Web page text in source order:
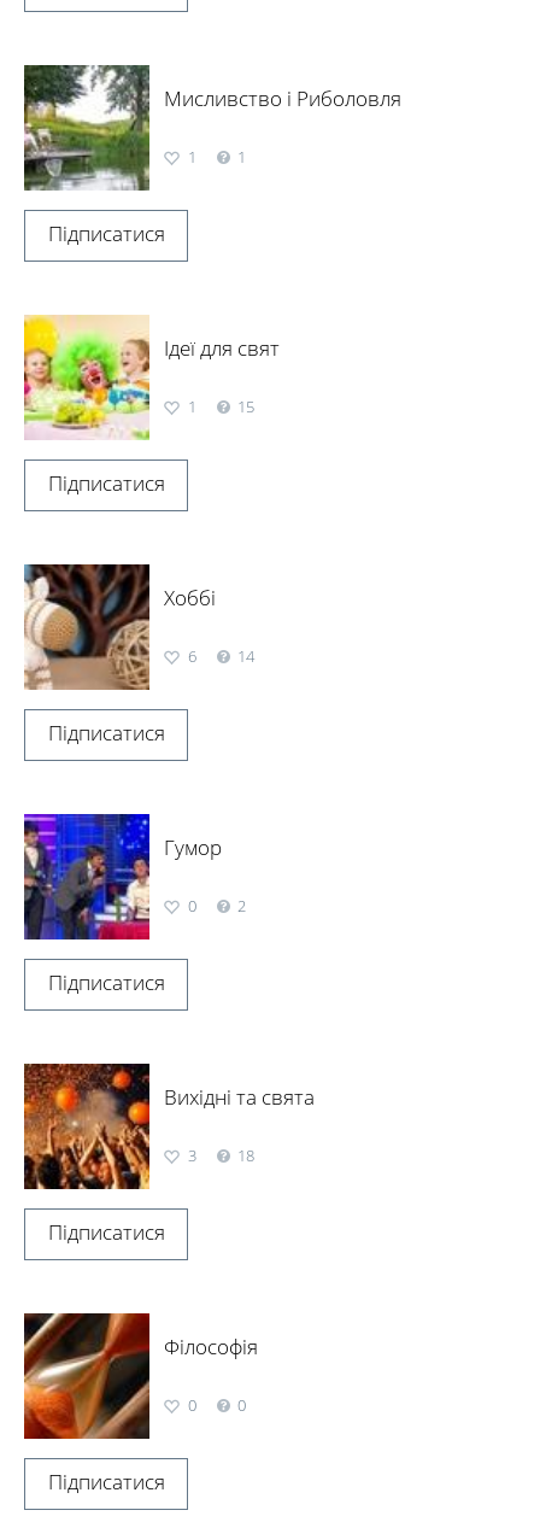
Мисливство і Риболовля
1 1
Підписатися
Ідеї для свят
1 15
Підписатися
Хоббі
6 14
Підписатися
Гумор
0 2
Підписатися
Вихідні та свята
3 18
Підписатися
Філософія
0 0
Підписатися